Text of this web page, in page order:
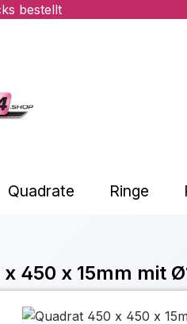
springen
bestellt
Quadrate Ringe
450 x 15mm mit